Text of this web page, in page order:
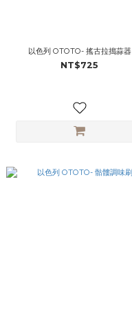
以色列 OTOTO- 搖古拉搗蒜器
NT$725